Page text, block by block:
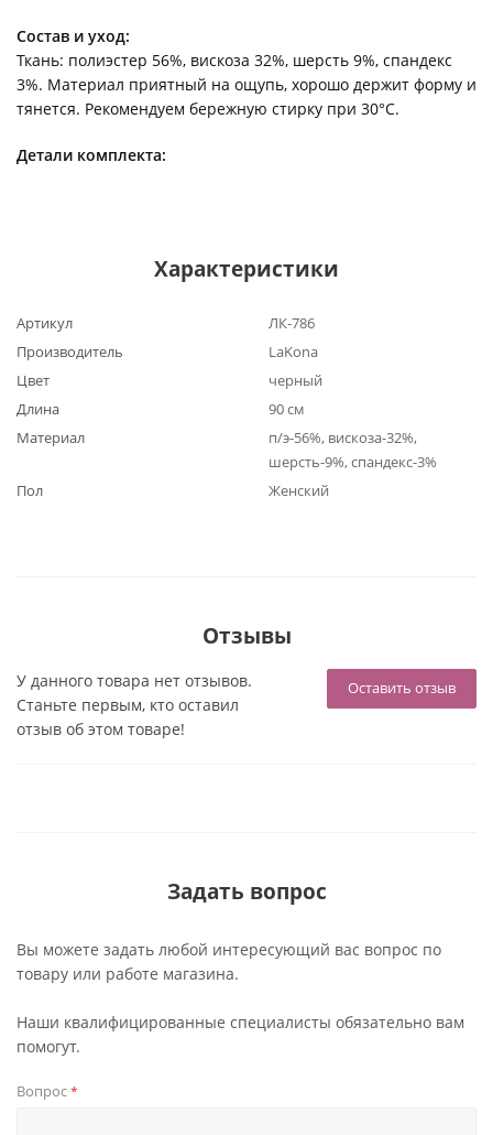
Состав и уход:
Ткань: полиэстер 56%, вискоза 32%, шерсть 9%, спандекс
3%. Материал приятный на ощупь, хорошо держит форму и
тянется. Рекомендуем бережную стирку при 30°C.
Детали комплекта:
Характеристики
Артикул
ЛК-786
Производитель
LaKona
Цвет
черный
Длина
90 см
Материал
п/э-56%, вискоза-32%,
шерсть-9%, спандекс-3%
Пол
Женский
Отзывы
Оставить отзыв
У данного товара нет отзывов.
Станьте первым, кто оставил
отзыв об этом товаре!
Задать вопрос
Вы можете задать любой интересующий вас вопрос по
товару или работе магазина.
Наши квалифицированные специалисты обязательно вам
помогут.
Вопрос*